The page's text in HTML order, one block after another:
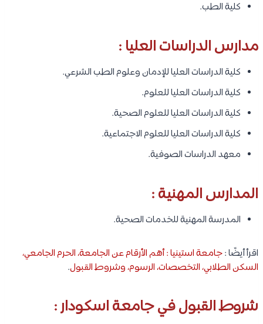
كلية الطب.
مدارس الدراسات العليا :
كلية الدراسات العليا للإدمان وعلوم الطب الشرعي.
كلية الدراسات العليا للعلوم.
كلية الدراسات العليا للعلوم الصحية.
كلية الدراسات العليا للعلوم الاجتماعية.
معهد الدراسات الصوفية.
المدارس المهنية :
المدرسة المهنية للخدمات الصحية.
اقرأ أيضًا :جامعة استينيا : أهم الأرقام عن الجامعة، الحرم الجامعي،
السكن الطلابي، التخصصات، الرسوم، وشروط القبول.
شروط القبول في جامعة اسكودار :